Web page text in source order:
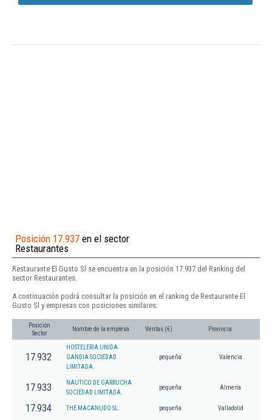
Posición 17.937 en el sector
Restaurantes
Restaurante El Gusto Sl se encuentra en la posición 17.937 del Ranking del
sector Restaurantes.
A continuación podrá consultar la posición en el ranking de Restaurante El
Gusto Sl y empresas con posiciones similares:
Posición
Sector
Nombre de la empresa Ventas (€) Provincia
17.932
HOSTELERIA UNIDA
GANDIA SOCIEDAD
LIMITADA.
pequeña Valencia
17.933
NAUTICO DE GARRUCHA
SOCIEDAD LIMITADA.
pequeña Almería
17.934 THE MACANUDO SL. pequeña Valladolid